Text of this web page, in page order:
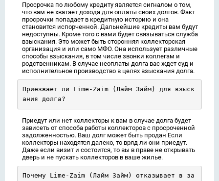
Просрочка по любому кредиту является сигналом о том,
что вам не хватает дохода для оплаты своих долгов. Факт
просрочки попадает в кредитную историю и она
становится испорченной. Дальнейшие кредиты вам будут
недоступны. Кроме того с вами будет связываться служба
взыскания. Это может быть сторонняя коллекторская
организация и или само МФО. Она использует различные
способы взыскания, в том числе звонки коллегам и
родственникам. В случае неоплаты долга вас ждет суд и
исполнительное производство в целях взыскания долга.
Приезжает ли Lime-Zaim (Лайм Займ) для взыск
ания долга?
Приедут или нет коллекторы к вам в случае долга будет
зависеть от способа работы коллекторов с просроченной
задолженностью. Ваш долг может быть продан Если
коллекторы находятся далеко, то вряд ли они приедут.
Даже если визит и состоится, то вы в праве не открывать
дверь и не пускать коллекторов в ваше жилье.
Почему Lime-Zaim (Лайм Займ) отказывает в за